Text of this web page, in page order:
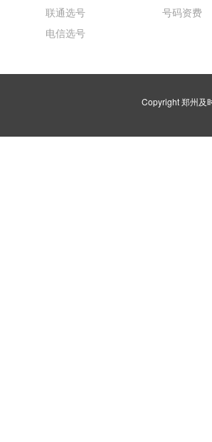
联通选号
电信选号
号码资费
Copyright 郑州及